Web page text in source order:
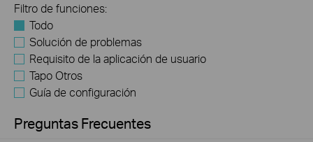
Filtro de funciones:
Todo
Solución de problemas
Requisito de la aplicación de usuario
Tapo Otros
Guía de configuración
Preguntas Frecuentes